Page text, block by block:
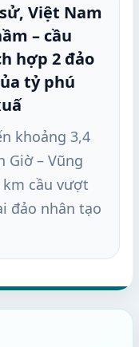
Việt Nam
– cầu
hợp 2 đảo
tỷ phú
khoảng 3,4
Giờ – Vũng
km cầu vượt
đảo nhân tạo